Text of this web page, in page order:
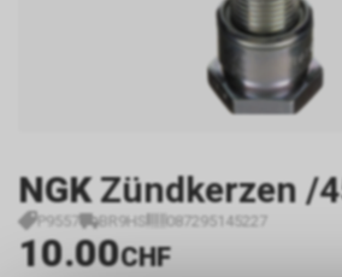
NGK Zündkerzen /
P9557 BR9HS 087295145227
10.00CHF